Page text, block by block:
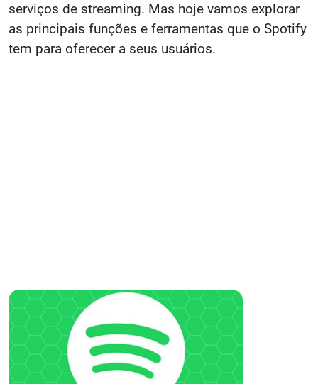
serviços de streaming. Mas hoje vamos explorar
as principais funções e ferramentas que o Spotify
tem para oferecer a seus usuários.